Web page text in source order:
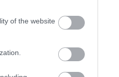
of the website